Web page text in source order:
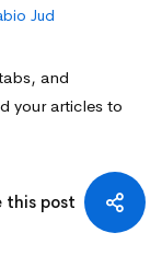
Jud
and
your articles to
this post